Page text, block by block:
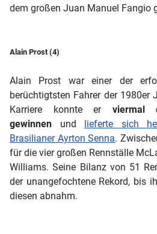
dem großen Juan Manuel Fangio
Alain Prost (4)
Alain Prost war einer der
berüchtigtsten Fahrer der 1980er
Karriere konnte er viermal
gewinnen und lieferte sich
Brasilianer Ayrton Senna.
für die vier großen Rennställe
Williams. Seine Bilanz von 51
der unangefochtene Rekord, bis
diesen abnahm.